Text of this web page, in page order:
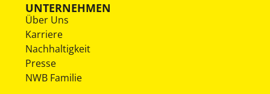
UNTERNEHMEN
Über Uns
Karriere
Nachhaltigkeit
Presse
NWB Familie